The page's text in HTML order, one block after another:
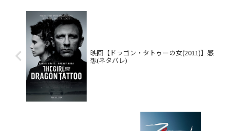
映画【ドラゴン・タトゥーの女(2011)】感
想(ネタバレ)